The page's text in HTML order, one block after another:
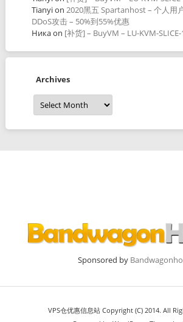
Tianyion 2020黑五 Spartanhost – 个人用
DDoS攻击 – 50%到55%优惠
Никаon [补货] – BuyVM – LU-KVM-
Archives
Archives
Sponsored by
VPS仓优惠信息站 Copyright (C) 2014. All